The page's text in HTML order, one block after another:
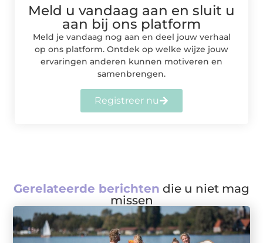
Meld u vandaag aan en sluit u
aan bij ons platform
Meld je vandaag nog aan en deel jouw verhaal
op ons platform. Ontdek op welke wijze jouw
ervaringen anderen kunnen motiveren en
samenbrengen.
Registreer nu
Gerelateerde berichten die u niet mag
missen